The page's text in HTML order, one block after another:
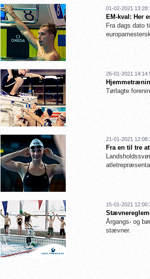
01-02-2021
EM-kval: Her
Fra dags dato
26-01-2021
Tørlagte
21-01-2021
Fra en til tre
15-01-2021
Årgangs- og
stævner.